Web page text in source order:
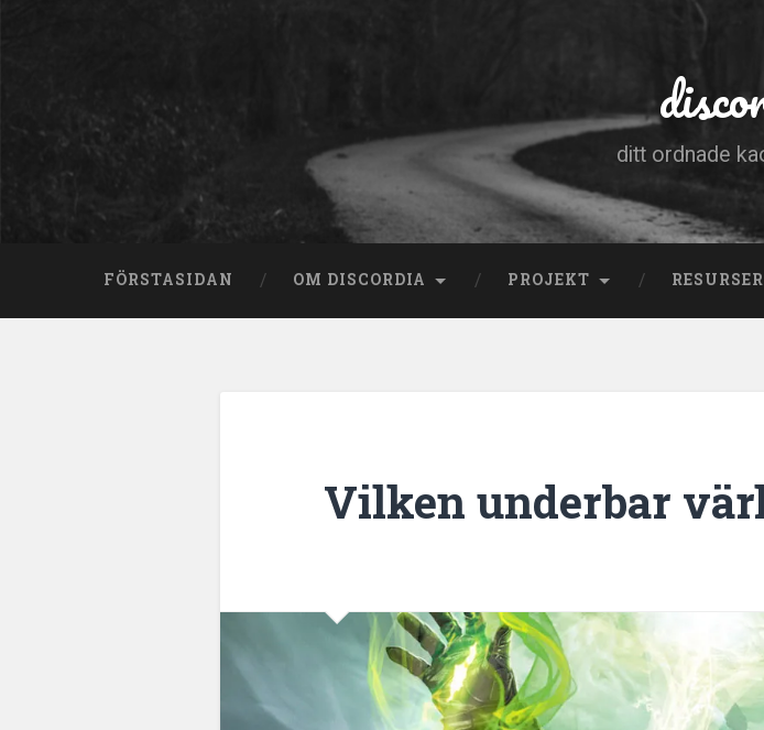
ditt ordnade
FÖRSTASIDAN OM DISCORDIA PROJEKT RESURSER
Vilken underbar